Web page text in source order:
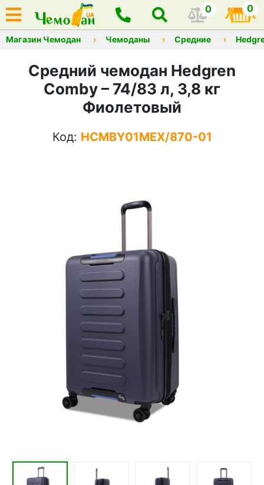
0 0
Магазин Чемодан Чемоданы Средние
Средний чемодан Hedgren
Comby – 74/83 л, 3,8 кг
Фиолетовый
Код: HCMBY01MEX/870-01